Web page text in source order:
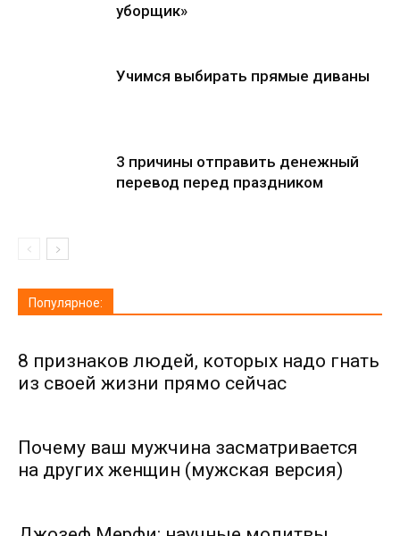
уборщик»
Учимся выбирать прямые диваны
3 причины отправить денежный
перевод перед праздником
Популярное:
8 признаков людей, которых надо гнать
из своей жизни прямо сейчас
Почему ваш мужчина засматривается
на других женщин (мужская версия)